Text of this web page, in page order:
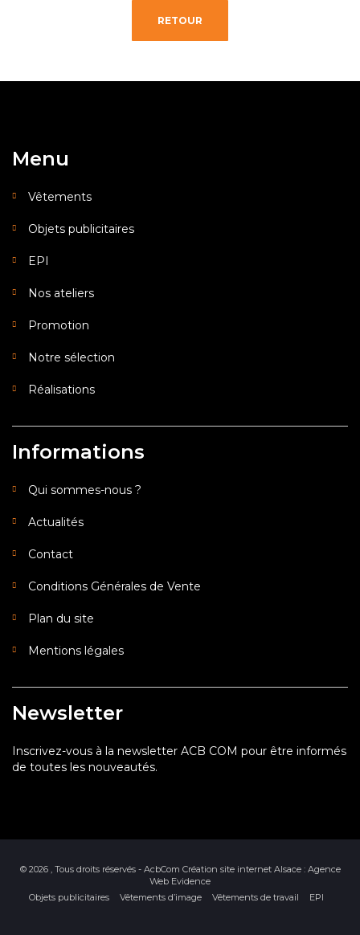
RETOUR
Menu
Vêtements
Objets publicitaires
EPI
Nos ateliers
Promotion
Notre sélection
Réalisations
Informations
Qui sommes-nous ?
Actualités
Contact
Conditions Générales de Vente
Plan du site
Mentions légales
Newsletter
Inscrivez-vous à la newsletter ACB COM pour être informés
de toutes les nouveautés.
© 2026 , Tous droits réservés - AcbCom Création site internet Alsace : Agence
Web Evidence
Objets publicitaires
Vêtements d’image Vêtements de travail EPI